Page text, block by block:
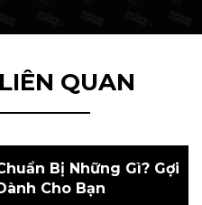
QUAN
Bị Những Gì? Gợi
Cho Bạn